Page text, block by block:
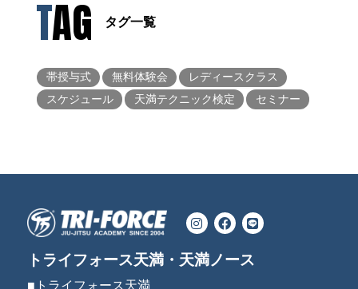
TAG タグ一覧
帯授与式 無料体験会
レディースクラス
スケジュール
天満テクニック検定 セミナー
トライフォース天満・天満ノース
■トライフォース天満